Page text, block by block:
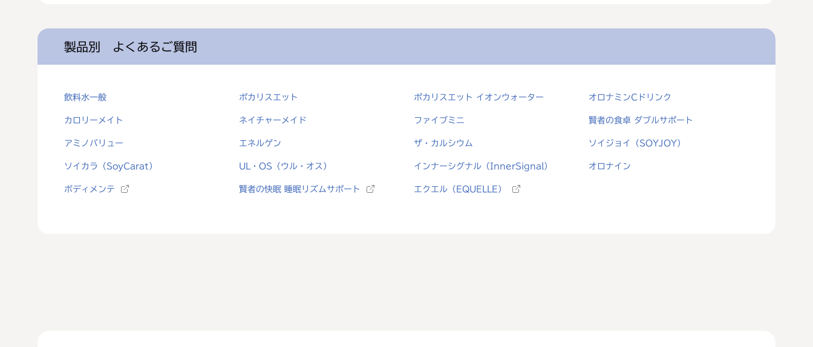
製品別 よくあるご質問
飲料水一般 ポカリスエット ポカリスエット イオンウォーター オロナミンCドリンク
カロリーメイト ネイチャーメイド ファイブミニ 賢者の食卓 ダブルサポート
アミノバリュー エネルゲン ザ・カルシウム ソイジョイ（SOYJOY）
ソイカラ（SoyCarat） UL・OS（ウル・オス） インナーシグナル（InnerSignal） オロナイン
ボディメンテ 賢者の快眠 睡眠リズムサポート エクエル（EQUELLE）